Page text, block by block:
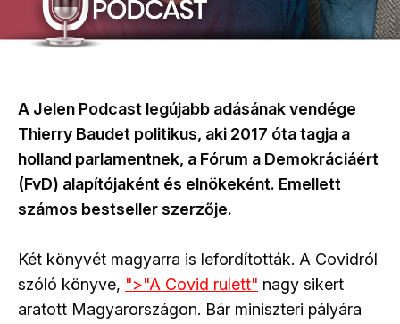
A Jelen Podcast legújabb adásának vendége
Thierry Baudet politikus, aki 2017 óta tagja a
holland parlamentnek, a Fórum a Demokráciáért
(FvD) alapítójaként és elnökeként. Emellett
számos bestseller szerzője.
Két könyvét magyarra is lefordították. A Covidról
szóló könyve, ">"A Covid rulett" nagy sikert
aratott Magyarországon. Bár miniszteri pályára